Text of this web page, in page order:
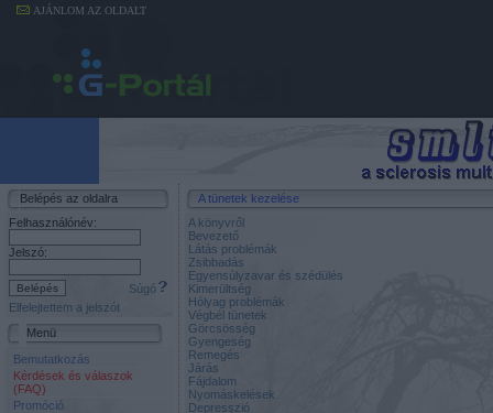
AJÁNLOM AZ OLDALT
Belépés az oldalra
Felhasználónév:
Jelszó:
Súgó
Elfelejtettem a jelszót
Menü
Bemutatkozás
Kérdések és válaszok
(FAQ)
Promóció
A tünetek kezelése
A könyvről
Bevezető
Látás problémák
Zsibbadás
Egyensúlyzavar és szédülés
Kimerültség
Hólyag problémák
Végbél tünetek
Görcsösség
Gyengeség
Remegés
Járás
Fájdalom
Nyomáskelések
Depresszió